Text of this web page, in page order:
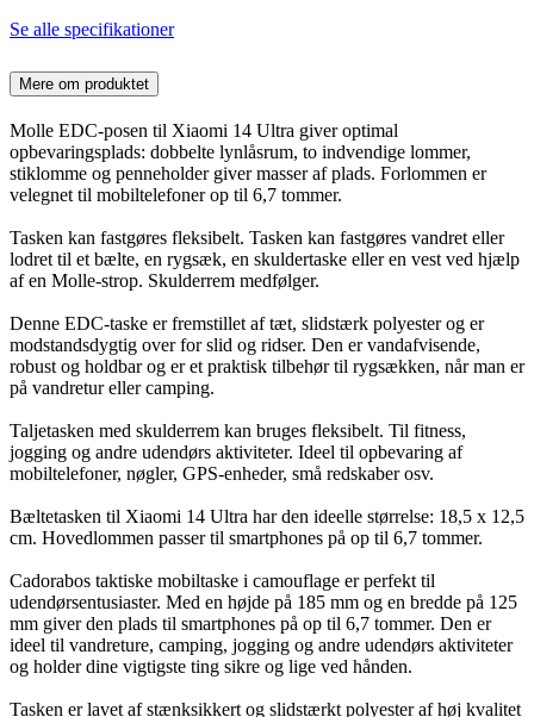
Se alle specifikationer
Mere om produktet
Molle EDC-posen til Xiaomi 14 Ultra giver optimal
opbevaringsplads: dobbelte lynlåsrum, to indvendige lommer,
stiklomme og penneholder giver masser af plads. Forlommen er
velegnet til mobiltelefoner op til 6,7 tommer.
Tasken kan fastgøres fleksibelt. Tasken kan fastgøres vandret eller
lodret til et bælte, en rygsæk, en skuldertaske eller en vest ved hjælp
af en Molle-strop. Skulderrem medfølger.
Denne EDC-taske er fremstillet af tæt, slidstærk polyester og er
modstandsdygtig over for slid og ridser. Den er vandafvisende,
robust og holdbar og er et praktisk tilbehør til rygsækken, når man er
på vandretur eller camping.
Taljetasken med skulderrem kan bruges fleksibelt. Til fitness,
jogging og andre udendørs aktiviteter. Ideel til opbevaring af
mobiltelefoner, nøgler, GPS-enheder, små redskaber osv.
Bæltetasken til Xiaomi 14 Ultra har den ideelle størrelse: 18,5 x 12,5
cm. Hovedlommen passer til smartphones på op til 6,7 tommer.
Cadorabos taktiske mobiltaske i camouflage er perfekt til
udendørsentusiaster. Med en højde på 185 mm og en bredde på 125
mm giver den plads til smartphones på op til 6,7 tommer. Den er
ideel til vandreture, camping, jogging og andre udendørs aktiviteter
og holder dine vigtigste ting sikre og lige ved hånden.
Tasken er lavet af stænksikkert og slidstærkt polyester af høj kvalitet